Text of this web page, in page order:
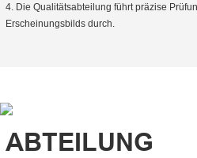
4. Die Qualitätsabteilung führt präzise
Erscheinungsbilds durch.
ABTEILUNG